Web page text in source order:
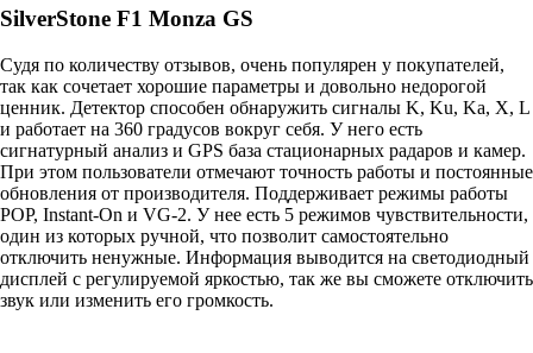
SilverStone F1 Monza GS
Судя по количеству отзывов, очень популярен у покупателей,
так как сочетает хорошие параметры и довольно недорогой
ценник. Детектор способен обнаружить сигналы K, Ku, Ka, X, L
и работает на 360 градусов вокруг себя. У него есть
сигнатурный анализ и GPS база стационарных радаров и камер.
При этом пользователи отмечают точность работы и постоянные
обновления от производителя. Поддерживает режимы работы
POP, Instant-On и VG-2. У нее есть 5 режимов чувствительности,
один из которых ручной, что позволит самостоятельно
отключить ненужные. Информация выводится на светодиодный
дисплей с регулируемой яркостью, так же вы сможете отключить
звук или изменить его громкость.